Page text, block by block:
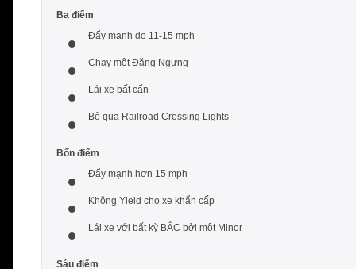
Ba điểm
Đẩy mạnh do 11-15 mph
Chạy một Đăng Ngưng
Lái xe bất cẩn
Bỏ qua Railroad Crossing Lights
Bốn điểm
Đẩy mạnh hơn 15 mph
Không Yield cho xe khẩn cấp
Lái xe với bất kỳ BẮC bởi một Minor
Sáu điểm